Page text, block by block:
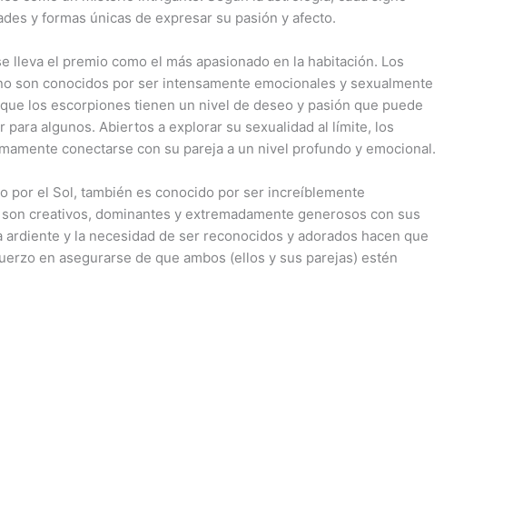
y formas únicas de expresar su pasión y afecto.
lleva el premio como el más apasionado en la habitación. Los
son conocidos por ser intensamente emocionales y sexualmente
los escorpiones tienen un nivel de deseo y pasión que puede
para algunos. Abiertos a explorar su sexualidad al límite, los
conectarse con su pareja a un nivel profundo y emocional.
por el Sol, también es conocido por ser increíblemente
creativos, dominantes y extremadamente generosos con sus
ardiente y la necesidad de ser reconocidos y adorados hacen que
en asegurarse de que ambos (ellos y sus parejas) estén